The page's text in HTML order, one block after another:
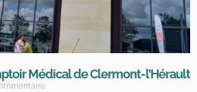
Médical de Clermont-l’Hérault